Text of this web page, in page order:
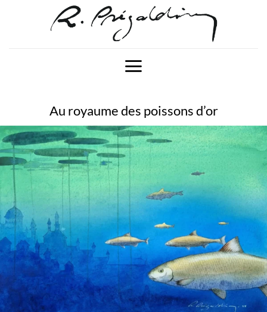
Au royaume des poissons d’or